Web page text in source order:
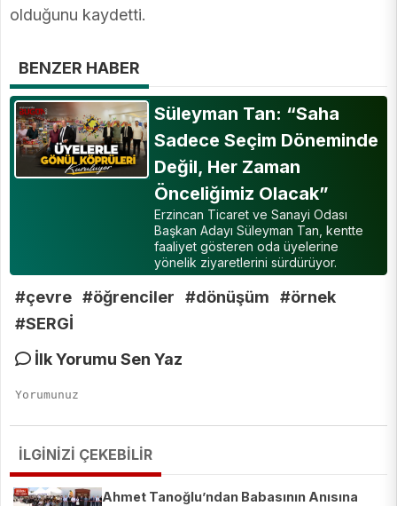
olduğunu kaydetti.
BENZER HABER
Süleyman Tan: “Saha
Sadece Seçim Döneminde
Değil, Her Zaman
Önceliğimiz Olacak”
Erzincan Ticaret ve Sanayi Odası
Başkan Adayı Süleyman Tan, kentte
faaliyet gösteren oda üyelerine
yönelik ziyaretlerini sürdürüyor.
#çevre #öğrenciler #dönüşüm
#örnek
#SERGİ
İlk Yorumu Sen Yaz
İLGİNİZİ ÇEKEBİLİR
Ahmet Tanoğlu’ndan Babasının Anısına